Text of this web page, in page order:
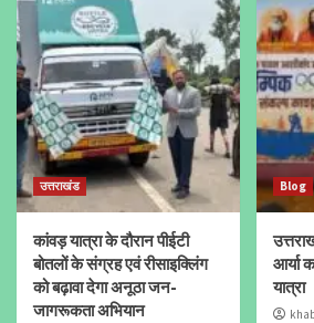
उत्तराखंड
कांवड़ यात्रा के दौरान पीईटी
बोतलों के संग्रह एवं रीसाइक्लिंग
को बढ़ावा देगा अनूठा जन-
जागरूकता अभियान
Blog
आर्या
यात्रा